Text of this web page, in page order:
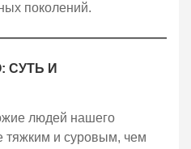
поколений.
СУТЬ И
людей нашего
тяжким и суровым, чем